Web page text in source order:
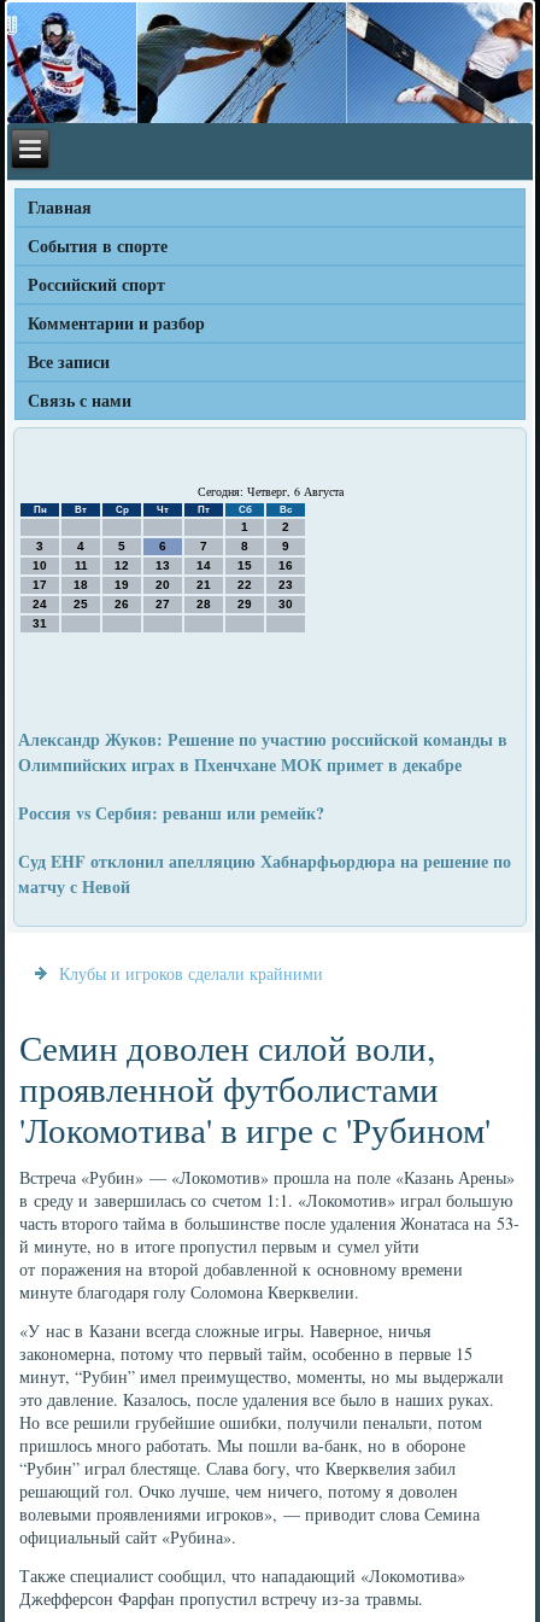
Главная
События в спорте
Российский спорт
Комментарии и разбор
Все записи
Связь с нами
Сегодня: Четверг, 6 Августа
Пн Вт Ср Чт Пт Сб Вс
1
2
3
4 5 6 7 8
9
10
11 12 13 14 15
16
17
18 19 20 21 22
23
24
25 26 27 28 29
30
31
Александр Жуков: Решение по участию российской команды в
Олимпийских играх в Пхенчхане МОК примет в декабре
Россия vs Сербия: реванш или ремейк?
Суд EHF отклонил апелляцию Хабнарфьордюра на решение по
матчу с Невой
Клубы и игроков сделали крайними
Семин доволен силой воли,
проявленной футболистами
'Локомотива' в игре с 'Рубином'
Встреча «Рубин» — «Локомотив» прошла на поле «Казань Арены»
в среду и завершилась со счетом 1:1. «Локомотив» играл большую
часть второго тайма в большинстве после удаления Жонатаса на 53-
й минуте, но в итоге пропустил первым и сумел уйти
от поражения на второй добавленной к основному времени
минуте благодаря голу Соломона Кверквелии.
«У нас в Казани всегда сложные игры. Наверное, ничья
закономерна, потому что первый тайм, особенно в первые 15
минут, “Рубин” имел преимущество, моменты, но мы выдержали
это давление. Казалось, после удаления все было в наших руках.
Но все решили грубейшие ошибки, получили пенальти, потом
пришлось много работать. Мы пошли ва-банк, но в обороне
“Рубин” играл блестяще. Слава богу, что Кверквелия забил
решающий гол. Очко лучше, чем ничего, потому я доволен
волевыми проявлениями игроков», — приводит слова Семина
официальный сайт «Рубина».
Также специалист сообщил, что нападающий «Локомотива»
Джефферсон Фарфан пропустил встречу из-за травмы.